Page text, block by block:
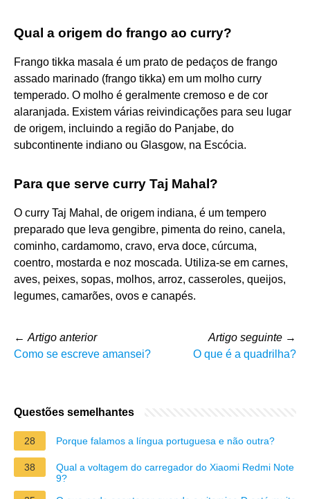
Qual a origem do frango ao curry?
Frango tikka masala é um prato de pedaços de frango
assado marinado (frango tikka) em um molho curry
temperado. O molho é geralmente cremoso e de cor
alaranjada. Existem várias reivindicações para seu lugar
de origem, incluindo a região do Panjabe, do
subcontinente indiano ou Glasgow, na Escócia.
Para que serve curry Taj Mahal?
O curry Taj Mahal, de origem indiana, é um tempero
preparado que leva gengibre, pimenta do reino, canela,
cominho, cardamomo, cravo, erva doce, cúrcuma,
coentro, mostarda e noz moscada. Utiliza-se em carnes,
aves, peixes, sopas, molhos, arroz, casseroles, queijos,
legumes, camarões, ovos e canapés.
← Artigo anterior
Como se escreve amansei?
Artigo seguinte →
O que é a quadrilha?
Questões semelhantes
28 Porque falamos a língua portuguesa e não outra?
38
Qual a voltagem do carregador do Xiaomi Redmi Note
9?